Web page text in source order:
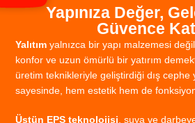
Yapınıza Değer,
Güvence
Yalıtım yalnızca bir yapı malzemesi
konfor ve uzun ömürlü bir yatırım
üretim teknikleriyle geliştirdiği dış cephe
sayesinde, hem estetik hem de
Üstün EPS teknolojisi suya ve